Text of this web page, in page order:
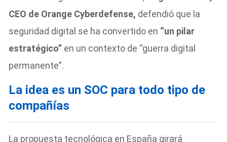
CEO de Orange Cyberdefense, defendió que la
seguridad digital se ha convertido en “un pilar
estratégico” en un contexto de “guerra digital
permanente”.
La idea es un SOC para todo tipo de
compañías
La propuesta tecnológica en España girará